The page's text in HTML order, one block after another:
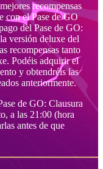
recompensas
con el Pase de GO
del Pase de GO:
versión deluxe del
recompensas tanto
Podéis adquirir el
y obtendréis las
anteriormente.
de GO: Clausura
a las 21:00 (hora
antes de que